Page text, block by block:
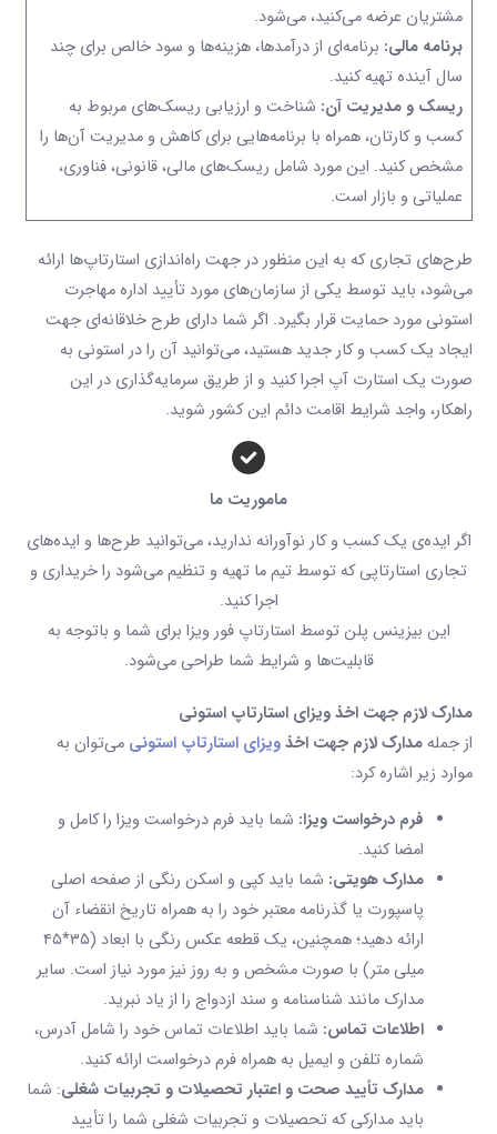
مشتریان عرضه می‌کنید، می‌شود.
برنامه مالی: برنامه‌ای از درآمدها، هزینه‌ها و سود خالص برای چند
سال آینده تهیه کنید.
ریسک و مدیریت آن: شناخت و ارزیابی ریسک‌های مربوط به
کسب و کارتان، همراه با برنامه‌هایی برای کاهش و مدیریت آن‌ها را
مشخص کنید. این مورد شامل ریسک‌های مالی، قانونی، فناوری،
عملیاتی و بازار است.
طرح‌های تجاری که به این منظور در جهت راه‌اندازی استارتاپ‌ها ارائه
می‌شود، باید توسط یکی از سازمان‌های مورد تأیید اداره مهاجرت
استونی مورد حمایت قرار بگیرد. اگر شما دارای طرح خلاقانه‌‌ای جهت
ایجاد یک کسب و کار جدید هستید، می‌توانید آن را در استونی به
صورت یک استارت آپ اجرا کنید و از طریق سرمایه‌گذاری در این
راهکار، واجد شرایط اقامت دائم این کشور شوید.
ماموریت ما
اگر ایده‌ی یک کسب و کار نوآورانه ندارید، می‌توانید طرح‌ها و ایده‌های
تجاری استارتاپی که توسط تیم ما تهیه و تنظیم می‌شود را خریداری و
اجرا کنید.
این بیزینس پلن توسط استارتاپ فور ویزا برای شما و باتوجه به
قابلیت‌ها و شرایط شما طراحی می‌شود.
مدارک لازم جهت اخذویزای استارتاپاستونی
از جملهمدارک لازم جهت اخذویزای استارتاپاستونی می‌توان به
موارد زیر اشاره کرد:
فرم درخواست ویزا: شما باید فرم درخواست ویزا را کامل و
امضا کنید.
مدارک هویتی: شما باید کپی و اسکن رنگی از صفحه اصلی
پاسپورت یا گذرنامه معتبر خود را به همراه تاریخ انقضاء آن
ارائه دهید؛ همچنین، یک قطعه عکس رنگی با ابعاد (۳۵*۴۵
میلی متر) با صورت مشخص و به روز نیز مورد نیاز است. سایر
مدارک مانند شناسنامه و سند ازدواج را از یاد نبرید.
اطلاعات تماس: شما باید اطلاعات تماس خود را شامل آدرس،
شماره تلفن و ایمیل به همراه فرم درخواست ارائه کنید.
مدارک تأیید صحت و اعتبار تحصیلات و تجربیات شغلی: شما
باید مدارکی که تحصیلات و تجربیات شغلی شما را تأیید